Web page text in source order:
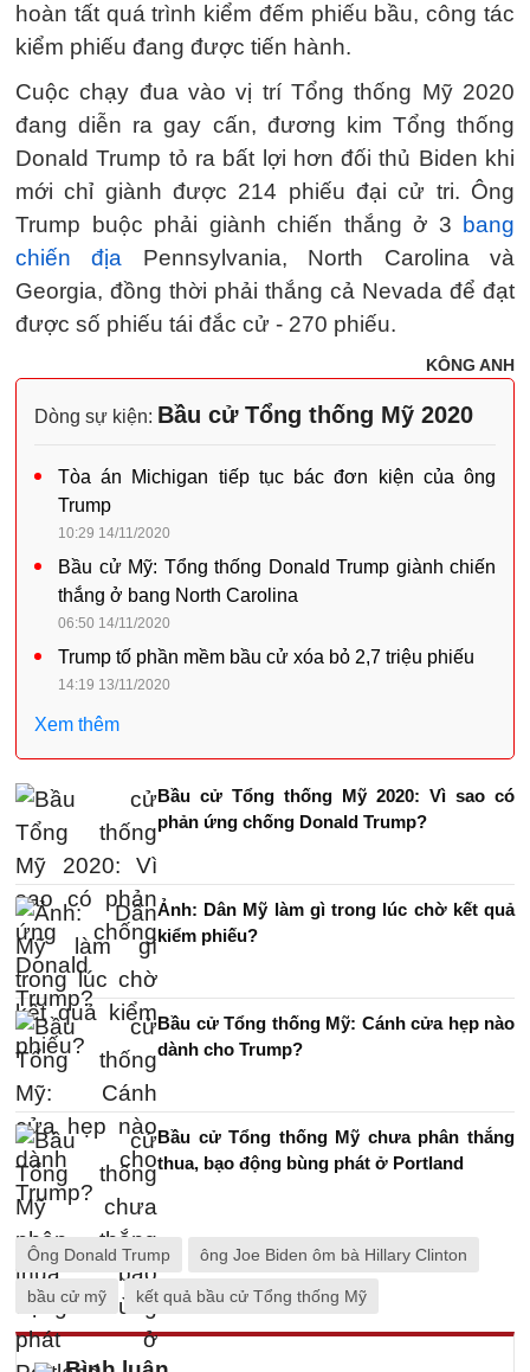
hoàn tất quá trình kiểm đếm phiếu bầu, công tác
kiểm phiếu đang được tiến hành.
Cuộc chạy đua vào vị trí Tổng thống Mỹ 2020
đang diễn ra gay cấn, đương kim Tổng thống
Donald Trump tỏ ra bất lợi hơn đối thủ Biden khi
mới chỉ giành được 214 phiếu đại cử tri. Ông
Trump buộc phải giành chiến thắng ở 3
bang
chiến địa Pennsylvania, North Carolina và
Georgia, đồng thời phải thắng cả Nevada để đạt
được số phiếu tái đắc cử - 270 phiếu.
KÔNG ANH
Dòng sự kiện: Bầu cử Tổng thống Mỹ 2020
Tòa án Michigan tiếp tục bác đơn kiện của ông
Trump
10:29 14/11/2020
Bầu cử Mỹ: Tổng thống Donald Trump giành chiến
thắng ở bang North Carolina
06:50 14/11/2020
Trump tố phần mềm bầu cử xóa bỏ 2,7 triệu phiếu
14:19 13/11/2020
Xem thêm
Bầu cử Tổng thống Mỹ 2020: Vì sao có
phản ứng chống Donald Trump?
Ảnh: Dân Mỹ làm gì trong lúc chờ kết quả
kiểm phiếu?
Bầu cử Tổng thống Mỹ: Cánh cửa hẹp nào
dành cho Trump?
Bầu cử Tổng thống Mỹ chưa phân thắng
thua, bạo động bùng phát ở Portland
Ông Donald Trump ông Joe Biden ôm bà Hillary Clinton
bầu cử mỹ kết quả bầu cử Tổng thống Mỹ